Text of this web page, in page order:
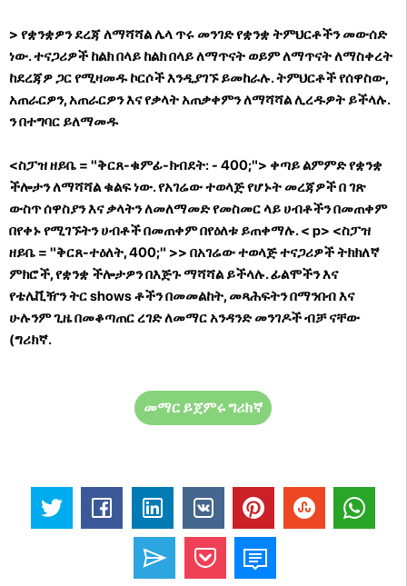
> የቋንቋዎን ደረጃ ለማሻሻል ሌላ ጥሩ መንገድ የቋንቋ ትምህርቶችን መውሰድ
ነው. ተናጋሪዎች ከልክ በላይ ከልክ በላይ ለማጥናት ወይም ለማጥናት ለማስቀረት
ከደረጃዎ ጋር የሚዛመዱ ኮርሶች እንዲያገኙ ይመከራሉ. ትምህርቶች የሰዋስው,
አጠራርዎን, አጠራርዎን እና የቃላት አጠቃቀምን ለማሻሻል ሊረዱዎት ይችላሉ.
ን በተግባር ይለማመዱ
<ስፓዝ ዘይቤ = "ቅርጸ-ቁምፊ-ክብደት: - 400;"> ቀጣይ ልምምድ የቋንቋ
ችሎታን ለማሻሻል ቁልፍ ነው. የአገሬው ተወላጅ የሆኑት መረጃዎች በ ገጽ
ውስጥ ሰዋስያን እና ቃላትን ለመለማመድ የመስመር ላይ ሀብቶችን በመጠቀም
በየቀኑ የሚገኙትን ሀብቶች በመጠቀም በየዕለቱ ይጠቀማሉ.< p> <ስፓዝ
ዘይቤ = "ቅርጸ-ተዕለት, 400;" >> በአገሬው ተወላጅ ተናጋሪዎች ትክክለኛ
ምክሮች, የቋንቋ ችሎታዎን በእጅጉ ማሻሻል ይችላሉ. ፊልሞችን እና
የቴሌቪዥን ትር shows ቶችን በመመልከት, መጻሕፍትን በማንበብ እና
ሁሉንም ጊዜ በመቆጣጠር ረገድ ለመማር አንዳንድ መንገዶች ብቻ ናቸው
(ግሪክኛ.
መማር ይጀምሩ ግሪክኛ